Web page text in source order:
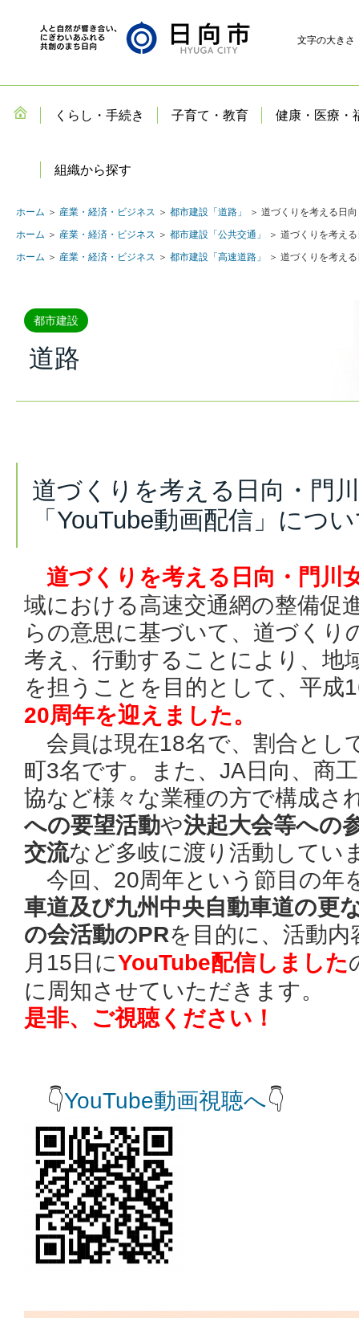
文字の大きさ
くらし・手続き 子育て・教育 健康・医療・
組織から探す
ホーム ＞ 産業・経済・ビジネス ＞ 都市建設「道路」
＞ 道づくりを考える日
ホーム ＞ 産業・経済・ビジネス ＞ 都市建設「公共交通」
＞ 道づくりを考え
ホーム ＞ 産業・経済・ビジネス ＞ 都市建設「高速道路」 ＞ 道づくりを考え
都市建設
道路
道づくりを考える日向・門
「YouTube動画配信」につ
道づくりを考える日向・門川
域における高速交通網の整備促
らの意思に基づいて、道づくり
考え、行動することにより、地
を担うことを目的として、 平成
20周年を迎えました。
会員は現在18名で、割合とし
町3名です。また、JA日向、商
協など様々な業種の方で構成さ
への要望活動や決起大会等への
交流など多岐に渡り活動してい
今回、20周年という節目の年
車道及び九州中央自動車道の更
の会活動のPRを目的に、活動
月15日にYouTube配信しました
に周知させていただきます。
是非、ご視聴ください！
👇YouTube動画視聴へ👇